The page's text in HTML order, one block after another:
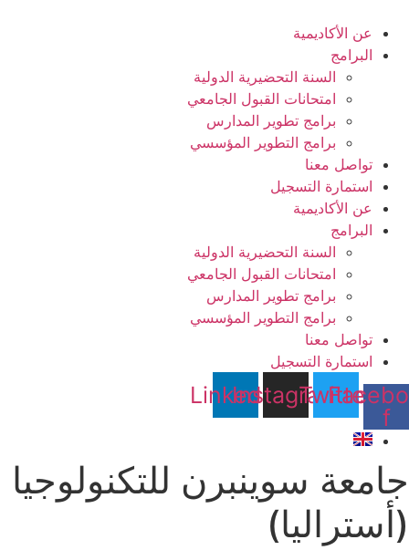
content
عن الأكاديمية
البرامج
السنة التحضيرية الدولية
امتحانات القبول الجامعي
برامج تطوير المدارس
برامج التطوير المؤسسي
تواصل معنا
استمارة التسجيل
عن الأكاديمية
البرامج
السنة التحضيرية الدولية
امتحانات القبول الجامعي
برامج تطوير المدارس
برامج التطوير المؤسسي
تواصل معنا
استمارة التسجيل
f
Twitter
Instagram
Linkedin
جامعة سوينبرن للتكنولوجيا
(أستراليا)